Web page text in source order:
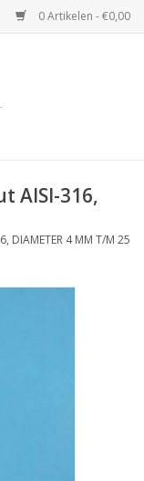
0 Artikelen - €0,00
AISI-316,
DIAMETER 4 MM T/M 25